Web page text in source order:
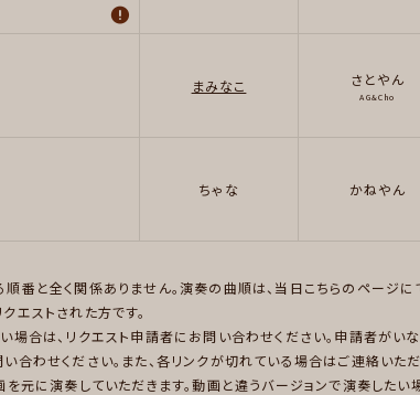
まみなこ さとやん
AG&Cho
ちゃな かねやん
番と全く関係ありません。演奏の曲順は、当日こちらのページに
エストされた方です。
場合は、リクエスト申請者にお問い合わせください。申請者がい
合わせください。また、各リンクが切れている場合はご連絡いただ
を元に演奏していただきます。動画と違うバージョンで演奏したい